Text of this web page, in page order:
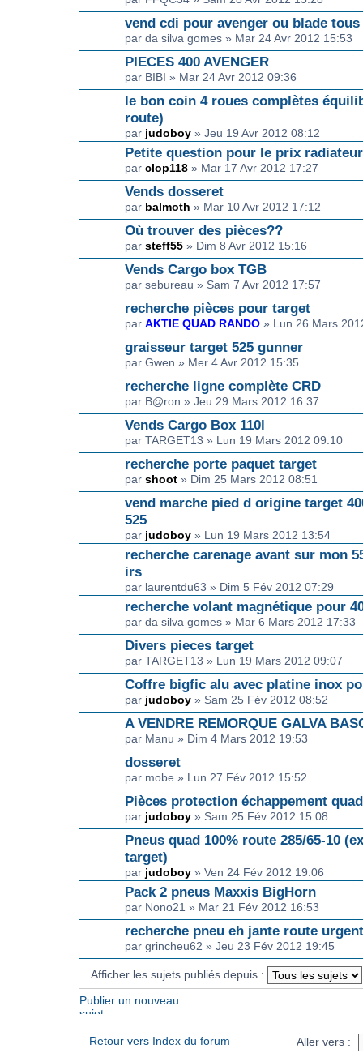
vend cdi pour avenger ou blade
par da silva gomes » Mar 24 Avr 2012 15:53
PIECES 400 AVENGER
par BIBI » Mar 24 Avr 2012 09:36
le bon coin 4 roues complètes
route)
par judoboy » Jeu 19 Avr 2012 08:12
Petite question pour le prix radiateur
par clop118 » Mar 17 Avr 2012 17:27
Vends dosseret
par balmoth » Mar 10 Avr 2012 17:12
Où trouver des pièces??
par steff55 » Dim 8 Avr 2012 15:16
Vends Cargo box TGB
par sebureau » Sam 7 Avr 2012 17:57
recherche pièces pour target
par AKTIE QUAD RANDO » Lun 26 Mars
graisseur target 525 gunner
par Gwen » Mer 4 Avr 2012 15:35
recherche ligne complète CRD
par B@ron » Jeu 29 Mars 2012 16:37
Vends Cargo Box 110l
par TARGET13 » Lun 19 Mars 2012 09:10
recherche porte paquet target
par shoot » Dim 25 Mars 2012 08:51
vend marche pied d origine target
525
par judoboy » Lun 19 Mars 2012 13:54
recherche carenage avant sur mon
irs
par laurentdu63 » Dim 5 Fév 2012 07:29
recherche volant magnétique pour
par da silva gomes » Mar 6 Mars 2012 17:33
Divers pieces target
par TARGET13 » Lun 19 Mars 2012 09:07
Coffre bigfic alu avec platine inox
par judoboy » Sam 25 Fév 2012 08:52
A VENDRE REMORQUE GALVA
par Manu » Dim 4 Mars 2012 19:53
dosseret
par mobe » Lun 27 Fév 2012 15:52
Pièces protection échappement
par judoboy » Sam 25 Fév 2012 15:08
Pneus quad 100% route 285/65-10
target)
par judoboy » Ven 24 Fév 2012 19:06
Pack 2 pneus Maxxis BigHorn
par Nono21 » Mar 21 Fév 2012 16:53
recherche pneu eh jante route urgent
par grincheu62 » Jeu 23 Fév 2012 19:45
Afficher les sujets publiés depuis :
Publier un nouveau
sujet
Retour vers Index du forum Aller vers :